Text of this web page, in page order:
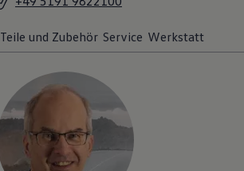
Teile und Zubehör Service Werkstatt